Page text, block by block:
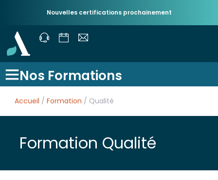
Nouvelles certifications prochainement
Nos Formations
Accueil / Formation / Qualité
Formation Qualité